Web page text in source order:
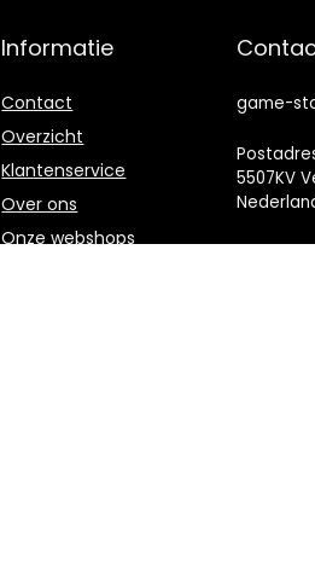
Informatie
Contact
Overzicht
Klantenservice
Over ons
Onze webshops
game-
5507KV